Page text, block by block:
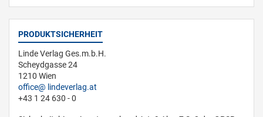
PRODUKTSICHERHEIT
Linde Verlag Ges.m.b.H.
Scheydgasse 24
1210 Wien
office
lindeverlag.at
+43 1 24 630 - 0